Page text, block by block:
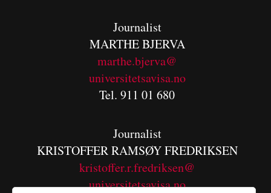
Journalist
MARTHE BJERVA
marthe.bjerva@
universitetsavisa.no
Tel. 911 01 680
Journalist
KRISTOFFER RAMSØY FREDRIKSEN
kristoffer.r.fredriksen@
universitetsavisa.no